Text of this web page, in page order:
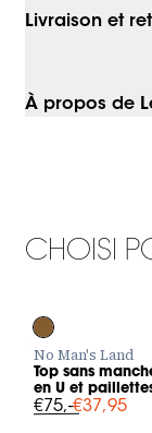
Livraison et
À propos de
CHOISI
in to add Top
No Man's Land
Top sans
en U et
€75,-€37,95